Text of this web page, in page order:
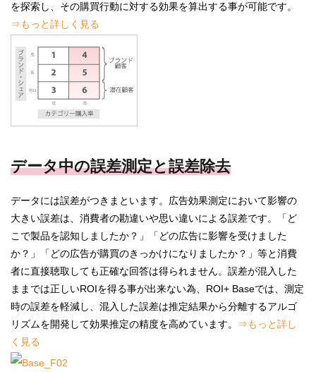
を探索し、その購買行動に対する効果を算出する事が可能です。
⇒もっと詳しく見る
データ中の誤差測定と誤差除去
データには誤差がつきまといます。広告効果測定において影響の
大きい誤差は、消費者の勘違いや思い違いによる誤差です。「ど
こで製品を認知しましたか？」「どの広告に影響を受けました
か？」「どの広告が購買のきっかけになりましたか？」等と消費
者に直接聴取しても正確な回答は得られません。誤差が混入した
ままでは正しいROIを得る事が出来ない為、ROI+ Baseでは、測定
時の誤差を軽減し、混入した誤差は推定結果から分離するアルゴ
リズムを開発して効果推定の精度を高めています。
⇒もっと詳し
く見る